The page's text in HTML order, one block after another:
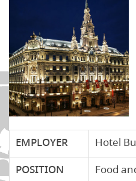
EMPLOYER
Hotel
POSITION
Food